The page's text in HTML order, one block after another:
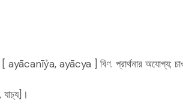
[ ayācanīỷa, ayācya ] বিণ. প্রার্থনার অযোগ্য;
যাচ্য]।